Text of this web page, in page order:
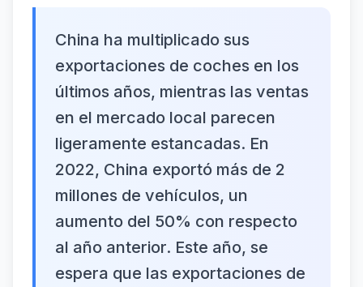
China ha multiplicado sus
exportaciones de coches en los
últimos años, mientras las ventas
en el mercado local parecen
ligeramente estancadas. En
2022, China exportó más de 2
millones de vehículos, un
aumento del 50% con respecto
al año anterior. Este año, se
espera que las exportaciones de